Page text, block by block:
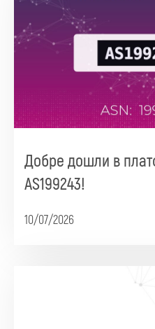
Добре дошли в
AS199243!
10/07/2026